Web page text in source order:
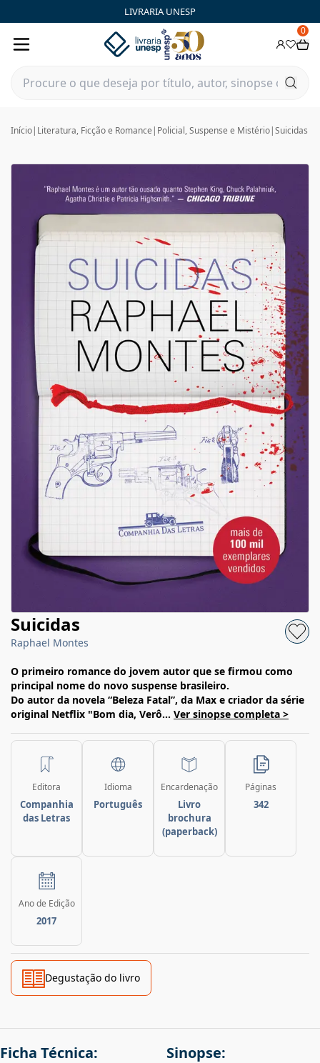
LIVRARIA UNESP
0
Início| Literatura, Ficção e Romance | Policial, Suspense e Mistério|Suicidas
Suicidas
Raphael Montes
O primeiro romance do jovem autor que se firmou como
principal nome do novo suspense brasileiro.
Do autor da novela “Beleza Fatal”, da Max e criador da série
original Netflix "Bom dia, Verô... Ver sinopse completa >
Editora
Companhia
das Letras
Idioma
Português
Encardenação
Livro
brochura
(paperback)
Páginas
342
Ano de Edição
2017
Degustação do livro
Ficha Técnica: Sinopse: